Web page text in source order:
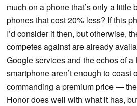
much on a phone that’s only a little
phones that cost 20% less? If this
I’d consider it then, but otherwise,
competes against are already
Google services and the echos of
smartphone aren’t enough to coast
commanding a premium price —
Honor does well with what it has,